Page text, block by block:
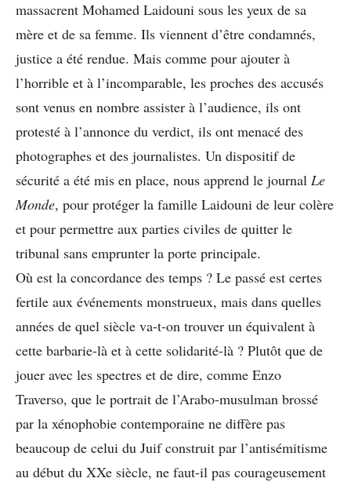
massacrent Mohamed Laidouni sous les yeux de sa
mère et de sa femme. Ils viennent d’être condamnés,
justice a été rendue. Mais comme pour ajouter à
l’horrible et à l’incomparable, les proches des accusés
sont venus en nombre assister à l’audience, ils ont
protesté à l’annonce du verdict, ils ont menacé des
photographes et des journalistes. Un dispositif de
sécurité a été mis en place, nous apprend le journal Le
Monde, pour protéger la famille Laidouni de leur colère
et pour permettre aux parties civiles de quitter le
tribunal sans emprunter la porte principale.
Où est la concordance des temps ? Le passé est certes
fertile aux événements monstrueux, mais dans quelles
années de quel siècle va-t-on trouver un équivalent à
cette barbarie-là et à cette solidarité-là ? Plutôt que de
jouer avec les spectres et de dire, comme Enzo
Traverso, que le portrait de l’Arabo-musulman brossé
par la xénophobie contemporaine ne diffère pas
beaucoup de celui du Juif construit par l’antisémitisme
au début du XXe siècle, ne faut-il pas courageusement